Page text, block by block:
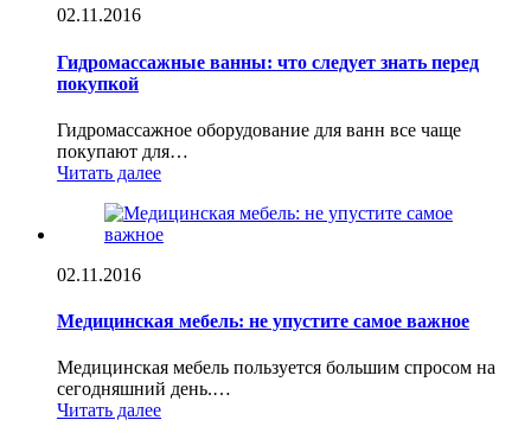
02.11.2016
Гидромассажные ванны: что следует знать перед
покупкой
Гидромассажное оборудование для ванн все чаще
покупают для…
Читать далее
02.11.2016
Медицинская мебель: не упустите самое важное
Медицинская мебель пользуется большим спросом на
сегодняшний день.…
Читать далее